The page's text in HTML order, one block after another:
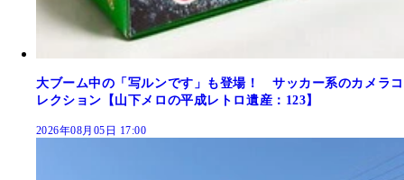
大ブーム中の「写ルンです」も登場！ サッカー系のカメラコ
レクション【山下メロの平成レトロ遺産：123】
2026年08月05日 17:00